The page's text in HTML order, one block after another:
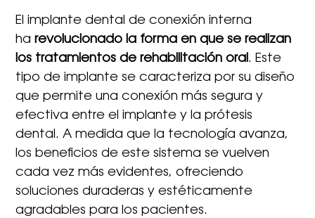
El implante dental de conexión interna
harevolucionado la forma en que se realizan
los tratamientos de rehabilitación oral. Este
tipo de implante se caracteriza por su diseño
que permite una conexión más segura y
efectiva entre el implante y la prótesis
dental. A medida que la tecnología avanza,
los beneficios de este sistema se vuelven
cada vez más evidentes, ofreciendo
soluciones duraderas y estéticamente
agradables para los pacientes.